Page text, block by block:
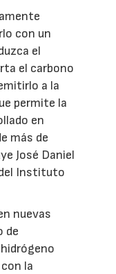
con un
el
el carbono
a la
permite la
en
más de
José Daniel
Instituto
nuevas
de
la